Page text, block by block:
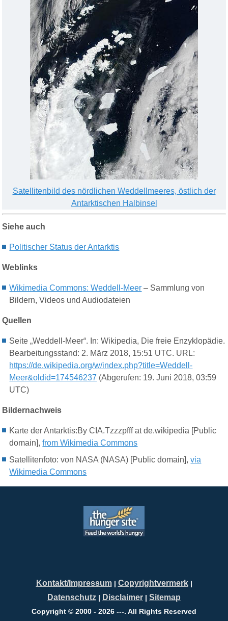
Satellitenbild des nördlichen Weddellmeeres, östlich der
Antarktischen Halbinsel
Siehe auch
Politischer Status der Antarktis
Weblinks
Wikimedia Commons: Weddell-Meer – Sammlung von
Bildern, Videos und Audiodateien
Quellen
Seite „Weddell-Meer“. In: Wikipedia, Die freie Enzyklopädie.
Bearbeitungsstand: 2. März 2018, 15:51 UTC. URL:
https://de.wikipedia.org/w/index.php?title=Weddell-
Meer&oldid=174546237 (Abgerufen: 19. Juni 2018, 03:59
UTC)
Bildernachweis
Karte der Antarktis:By CIA.Tzzzpfff at de.wikipedia [Public
domain],from Wikimedia Commons
Satellitenfoto: von NASA (NASA) [Public domain],via
Wikimedia Commons
Kontakt/Impressum| Copyrightvermerk|
Datenschutz | Disclaimer | Sitemap
Copyright © 2000 - 2026 ---. All Rights Reserved